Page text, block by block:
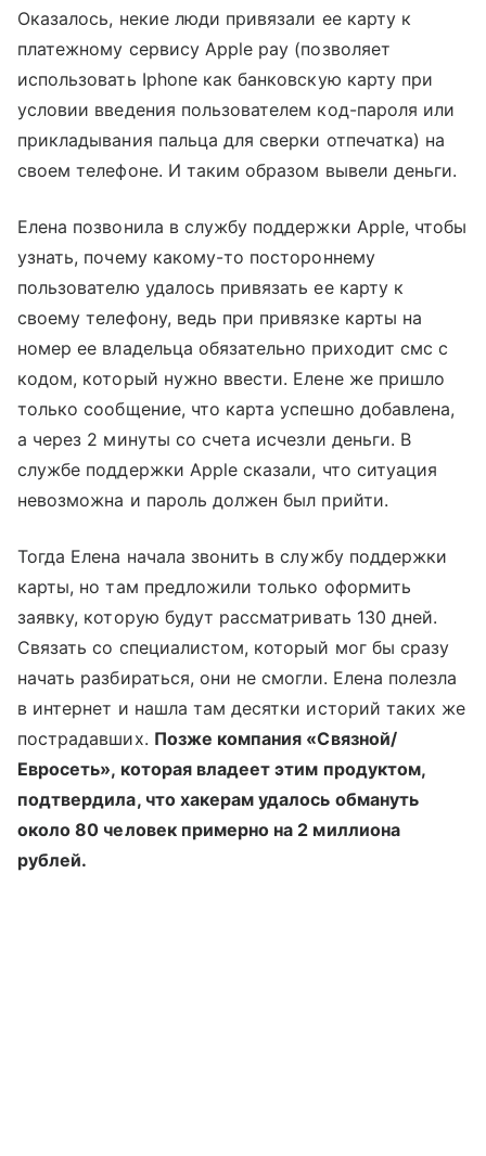
Оказалось, некие люди привязали ее карту к
платежному сервису Apple pay (позволяет
использовать Iphone как банковскую карту при
условии введения пользователем код-пароля или
прикладывания пальца для сверки отпечатка) на
своем телефоне. И таким образом вывели деньги.
Елена позвонила в службу поддержки Apple, чтобы
узнать, почему какому-то постороннему
пользователю удалось привязать ее карту к
своему телефону, ведь при привязке карты на
номер ее владельца обязательно приходит смс с
кодом, который нужно ввести. Елене же пришло
только сообщение, что карта успешно добавлена,
а через 2 минуты со счета исчезли деньги. В
службе поддержки Apple сказали, что ситуация
невозможна и пароль должен был прийти.
Тогда Елена начала звонить в службу поддержки
карты, но там предложили только оформить
заявку, которую будут рассматривать 130 дней.
Связать со специалистом, который мог бы сразу
начать разбираться, они не смогли. Елена полезла
в интернет и нашла там десятки историй таких же
пострадавших. Позже компания «Связной/
Евросеть», которая владеет этим продуктом,
подтвердила, что хакерам удалось обмануть
около 80 человек примерно на 2 миллиона
рублей.